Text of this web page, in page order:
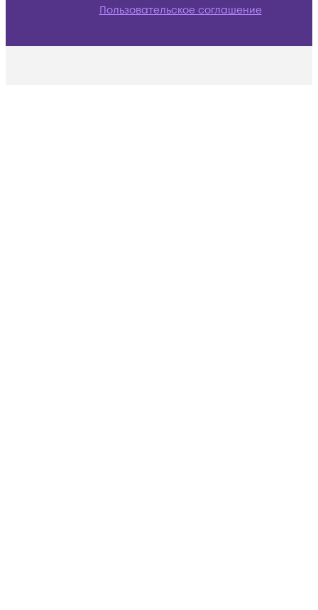
Пользовательское соглашение